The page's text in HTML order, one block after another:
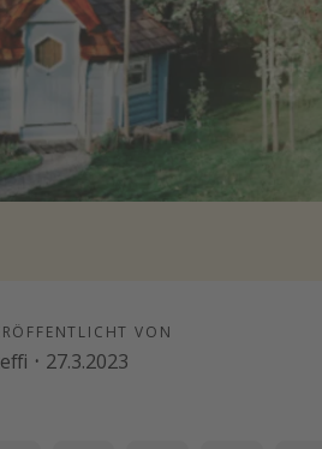
VON
· 27.3.2023